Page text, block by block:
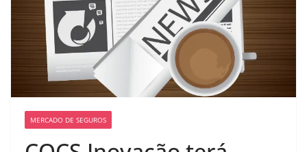
MERCADO DE SEGUROS